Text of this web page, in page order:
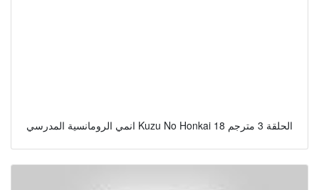
انمي الرومانسية المدرسي Kuzu No Honkai الحلقة 3 مترجم 18